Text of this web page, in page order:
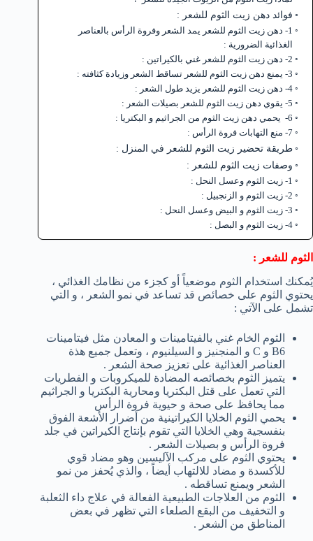
فوائد دهن زيت الثوم للشعر :
1- دهن زيت الثوم للشعر يمد الشعر وفروة الرأس بالعناصر
الغذائية الضرورية :
2- دهن زيت الثوم للشعر غني بالكيراتين :
3- يمنع دهن زيت الثوم للشعر تساقط الشعر وزيادة كثافته :
4- دهن زيت الثوم للشعر يزيد طول الشعر :
5- يقوي دهن زيت الثوم للشعر بصيلات الشعر :
6- يحمي دهن زيت الثوم من الجراثيم و البكتريا :
7- منع التهابات فروة الرأس :
طريقة تحضير زيت الثوم للشعر في المنزل :
وصفات زيت الثوم للشعر :
1- زيت الثوم وعسل النحل :
2- زيت الثوم و الزنجبيل :
3- زيت الثوم و البيض وعسل النحل :
4- زيت الثوم و البصل :
الثوم للشعر :
يُمكنك استخدام الثوم موضعياً أو كجزء من نظامك الغذائي ،
يحتوي الثوم على خصائص قد تساعد في نمو الشعر ، و التي
تشمل على الآتي :
الثوم الخام غني بالفيتامينات و المعادن مثل فيتامينات
B6 و C و المنجنيز و السيلنيوم ، وتعمل جميع هذة
العناصر الغذائية على تعزيز صحة الشعر .
يتميز الثوم بخصائصه المضادة للميكروبات و الفطريات
التي تعمل على قتل البكتريا ومحارية البكتريا و الجراثيم
مما يحافظ على صحة و حيوية فروة الرأس
يحمي الثوم الخلايا الكيراتينية من أضرار الأشعة الفوق
بنفسجية وهي الخلايا التي تقوم بإنتاج الكيراتين في جلد
فروة الرأس و بصيلات الشعر .
يحتوي الثوم على مركب الآليسين وهو مضاد قوي
للأكسدة و مضاد للالتهاب أيضاً ، والذي يُحفز من نمو
الشعر ويمنع تساقطه .
الثوم من العلاجات الطبيعية الفعالة في علاج داء الثعلبة
و التخفيف من البقع الصلعاء التي تظهر في بعض
المناطق من الشعر .